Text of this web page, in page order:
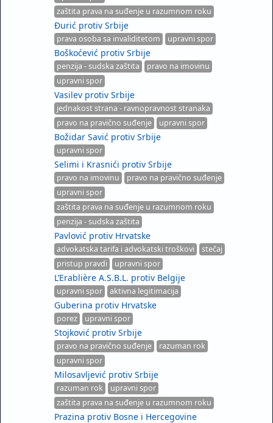
zaštita prava na suđenje u razumnom roku
Đurić protiv Srbije
prava osoba sa invaliditetom upravni spor
Boškoćević protiv Srbije
penzija - sudska zaštita
pravo na imovinu
upravni spor
Vasilev protiv Srbije
jednakost strana - ravnopravnost stranaka
pravo na pravično suđenje
upravni spor
Božidar Savić protiv Srbije
upravni spor
Selimi i Krasnići protiv Srbije
pravo na imovinu
pravo na pravično suđenje
upravni spor
zaštita prava na suđenje u razumnom roku
penzija - sudska zaštita
Pavlović protiv Hrvatske
advokatska tarifa i advokatski troškovi
stečaj
pristup pravdi
upravni spor
L’Erablière A.S.B.L. protiv Belgije
upravni spor aktivna legitimacija
Guberina protiv Hrvatske
porez upravni spor
Stojković protiv Srbije
pravo na pravično suđenje
razuman rok
upravni spor
Milosavljević protiv Srbije
razuman rok
upravni spor
zaštita prava na suđenje u razumnom roku
Prazina protiv Bosne i Hercegovine